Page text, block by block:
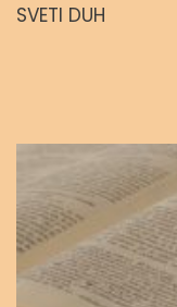
SVETI DUH